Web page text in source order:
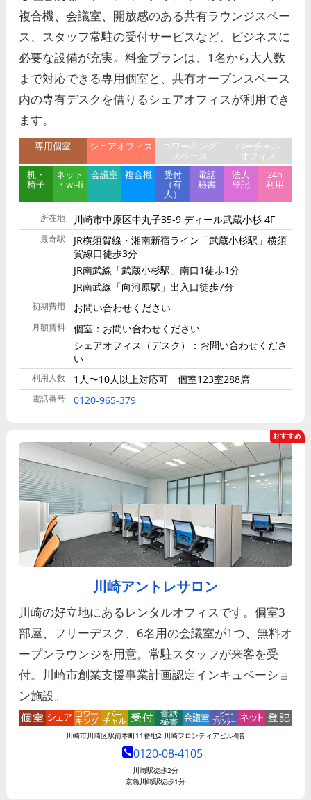
複合機、会議室、開放感のある共有ラウンジスペー
ス、スタッフ常駐の受付サービスなど、ビジネスに
必要な設備が充実。料金プランは、1名から大人数
まで対応できる専用個室と、共有オープンスペース
内の専有デスクを借りるシェアオフィスが利用でき
ます。
専用個室 シェアオフィス コワーキング
スペース
バーチャル
オフィス
机・
椅子
ネット
・wi-fi
会議室 複合機 受付
（有
人）
電話
秘書
法人
登記
24h
利用
所在地 川崎市中原区中丸子35-9 ディール武蔵小杉 4F
最寄駅
JR横須賀線・湘南新宿ライン「武蔵小杉駅」横須
賀線口徒歩3分
JR南武線「武蔵小杉駅」南口1徒歩1分
JR南武線「向河原駅」出入口徒歩7分
初期費用 お問い合わせください
月額賃料
個室：お問い合わせください
シェアオフィス（デスク）：お問い合わせくださ
い
利用人数 1人〜10人以上対応可 個室123室288席
電話番号 0120-965-379
川崎アントレサロン
川崎の好立地にあるレンタルオフィスです。個室3
部屋、フリーデスク、6名用の会議室が1つ、無料オ
ープンラウンジを用意。常駐スタッフが来客を受
付。川崎市創業支援事業計画認定インキュベーショ
ン施設。
川崎市川崎区駅前本町11番地2 川崎フロンティアビル4階
0120-08-4105
川崎駅徒歩2分
京急川崎駅徒歩1分